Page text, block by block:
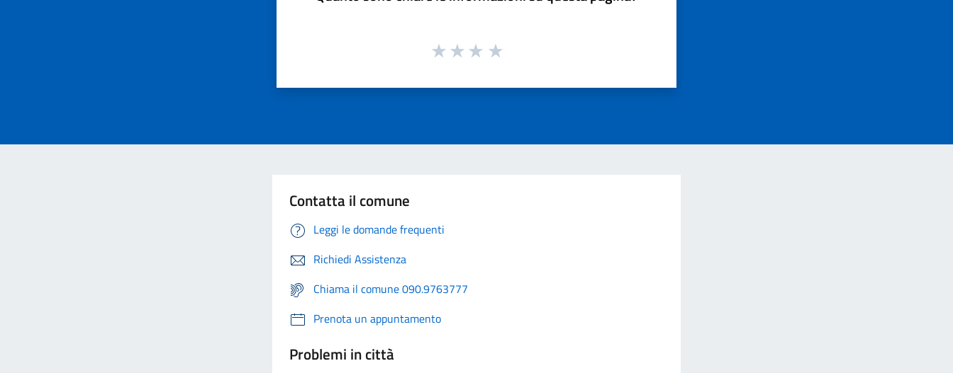
Contatta il comune
Leggi le domande frequenti
Richiedi Assistenza
Chiama il comune 090.9763777
Prenota un appuntamento
Problemi in città